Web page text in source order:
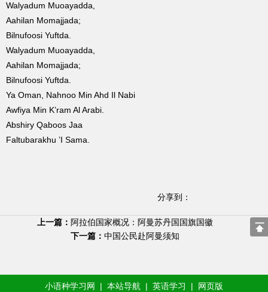
Walyadum Muoayadda,
Aahilan Momajjada;
Bilnufoosi Yuftda.
Walyadum Muoayadda,
Aahilan Momajjada;
Bilnufoosi Yuftda.
Ya Oman, Nahnoo Min Ahd Il Nabi
Awfiya Min K’ram Al Arabi.
Abshiry Qaboos Jaa
Faltubarakhu ’I Sama.
分享到：
上一篇： 阿拉伯国家概况：阿曼苏丹国国旗国徽
下一篇： 中国公民赴阿曼须知
小语种学习网 | 本站导航 | 英语学习 | 网页版